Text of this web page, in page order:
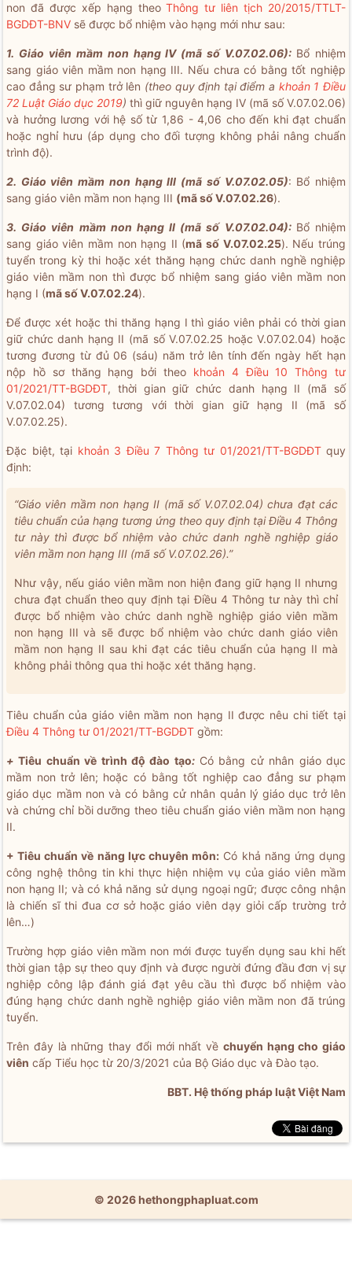
non đã được xếp hạng theoThông tư liên tịch 20/2015/TTLT-
BGDĐT-BNV sẽ được bổ nhiệm vào hạng mới như sau:
1. Giáo viên mầm non hạng IV (mã số V.07.02.06): Bổ nhiệm
sang giáo viên mầm non hạng III. Nếu chưa có bằng tốt nghiệp
cao đẳng sư phạm trở lên (theo quy định tại điểm a khoản 1 Điều
72 Luật Giáo dục 2019) thì giữ nguyên hạng IV (mã số V.07.02.06)
và hưởng lương với hệ số từ 1,86 - 4,06 cho đến khi đạt chuẩn
hoặc nghỉ hưu (áp dụng cho đối tượng không phải nâng chuẩn
trình độ).
2. Giáo viên mầm non hạng III (mã số V.07.02.05): Bổ nhiệm
sang giáo viên mầm non hạng III (mã số V.07.02.26).
3. Giáo viên mầm non hạng II (mã số V.07.02.04): Bổ nhiệm
sang giáo viên mầm non hạng II (mã số V.07.02.25). Nếu trúng
tuyển trong kỳ thi hoặc xét thăng hạng chức danh nghề nghiệp
giáo viên mầm non thì được bổ nhiệm sang giáo viên mầm non
hạng I (mã số V.07.02.24).
Để được xét hoặc thi thăng hạng I thì giáo viên phải có thời gian
giữ chức danh hạng II (mã số V.07.02.25 hoặc V.07.02.04) hoặc
tương đương từ đủ 06 (sáu) năm trở lên tính đến ngày hết hạn
nộp hồ sơ thăng hạng bởi theo khoản 4 Điều 10 Thông tư
01/2021/TT-BGDĐT, thời gian giữ chức danh hạng II (mã số
V.07.02.04) tương tương với thời gian giữ hạng II (mã số
V.07.02.25).
Đặc biệt, tại khoản 3 Điều 7 Thông tư 01/2021/TT-BGDĐTquy
định:
“Giáo viên mầm non hạng II (mã số V.07.02.04) chưa đạt các
tiêu chuẩn của hạng tương ứng theo quy định tại Điều 4 Thông
tư này thì được bổ nhiệm vào chức danh nghề nghiệp giáo
viên mầm non hạng III (mã số V.07.02.26).”
Như vậy, nếu giáo viên mầm non hiện đang giữ hạng II nhưng
chưa đạt chuẩn theo quy định tại Điều 4 Thông tư này thì chỉ
được bổ nhiệm vào chức danh nghề nghiệp giáo viên mầm
non hạng III và sẽ được bổ nhiệm vào chức danh giáo viên
mầm non hạng II sau khi đạt các tiêu chuẩn của hạng II mà
không phải thông qua thi hoặc xét thăng hạng.
Tiêu chuẩn của giáo viên mầm non hạng II được nêu chi tiết tại
Điều 4 Thông tư 01/2021/TT-BGDĐT gồm:
+Tiêu chuẩn về trình độ đào tạo:Có bằng cử nhân giáo dục
mầm non trở lên; hoặc có bằng tốt nghiệp cao đẳng sư phạm
giáo dục mầm non và có bằng cử nhân quản lý giáo dục trở lên
và chứng chỉ bồi dưỡng theo tiêu chuẩn giáo viên mầm non hạng
II.
+ Tiêu chuẩn về năng lực chuyên môn: Có khả năng ứng dụng
công nghệ thông tin khi thực hiện nhiệm vụ của giáo viên mầm
non hạng II; và có khả năng sử dụng ngoại ngữ; được công nhận
là chiến sĩ thi đua cơ sở hoặc giáo viên dạy giỏi cấp trường trở
lên…)
Trường hợp giáo viên mầm non mới được tuyển dụng sau khi hết
thời gian tập sự theo quy định và được người đứng đầu đơn vị sự
nghiệp công lập đánh giá đạt yêu cầu thì được bổ nhiệm vào
đúng hạng chức danh nghề nghiệp giáo viên mầm non đã trúng
tuyển.
Trên đây là những thay đổi mới nhất về chuyển hạng cho giáo
viên cấp Tiểu học từ 20/3/2021 của Bộ Giáo dục và Đào tạo.
BBT. Hệ thống pháp luật Việt Nam
© 2026 hethongphapluat.com